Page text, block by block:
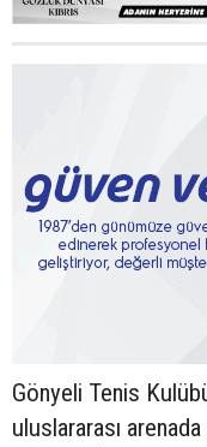
Gönyeli Tenis
uluslararası